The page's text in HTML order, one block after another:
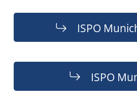
ISPO
ISPO